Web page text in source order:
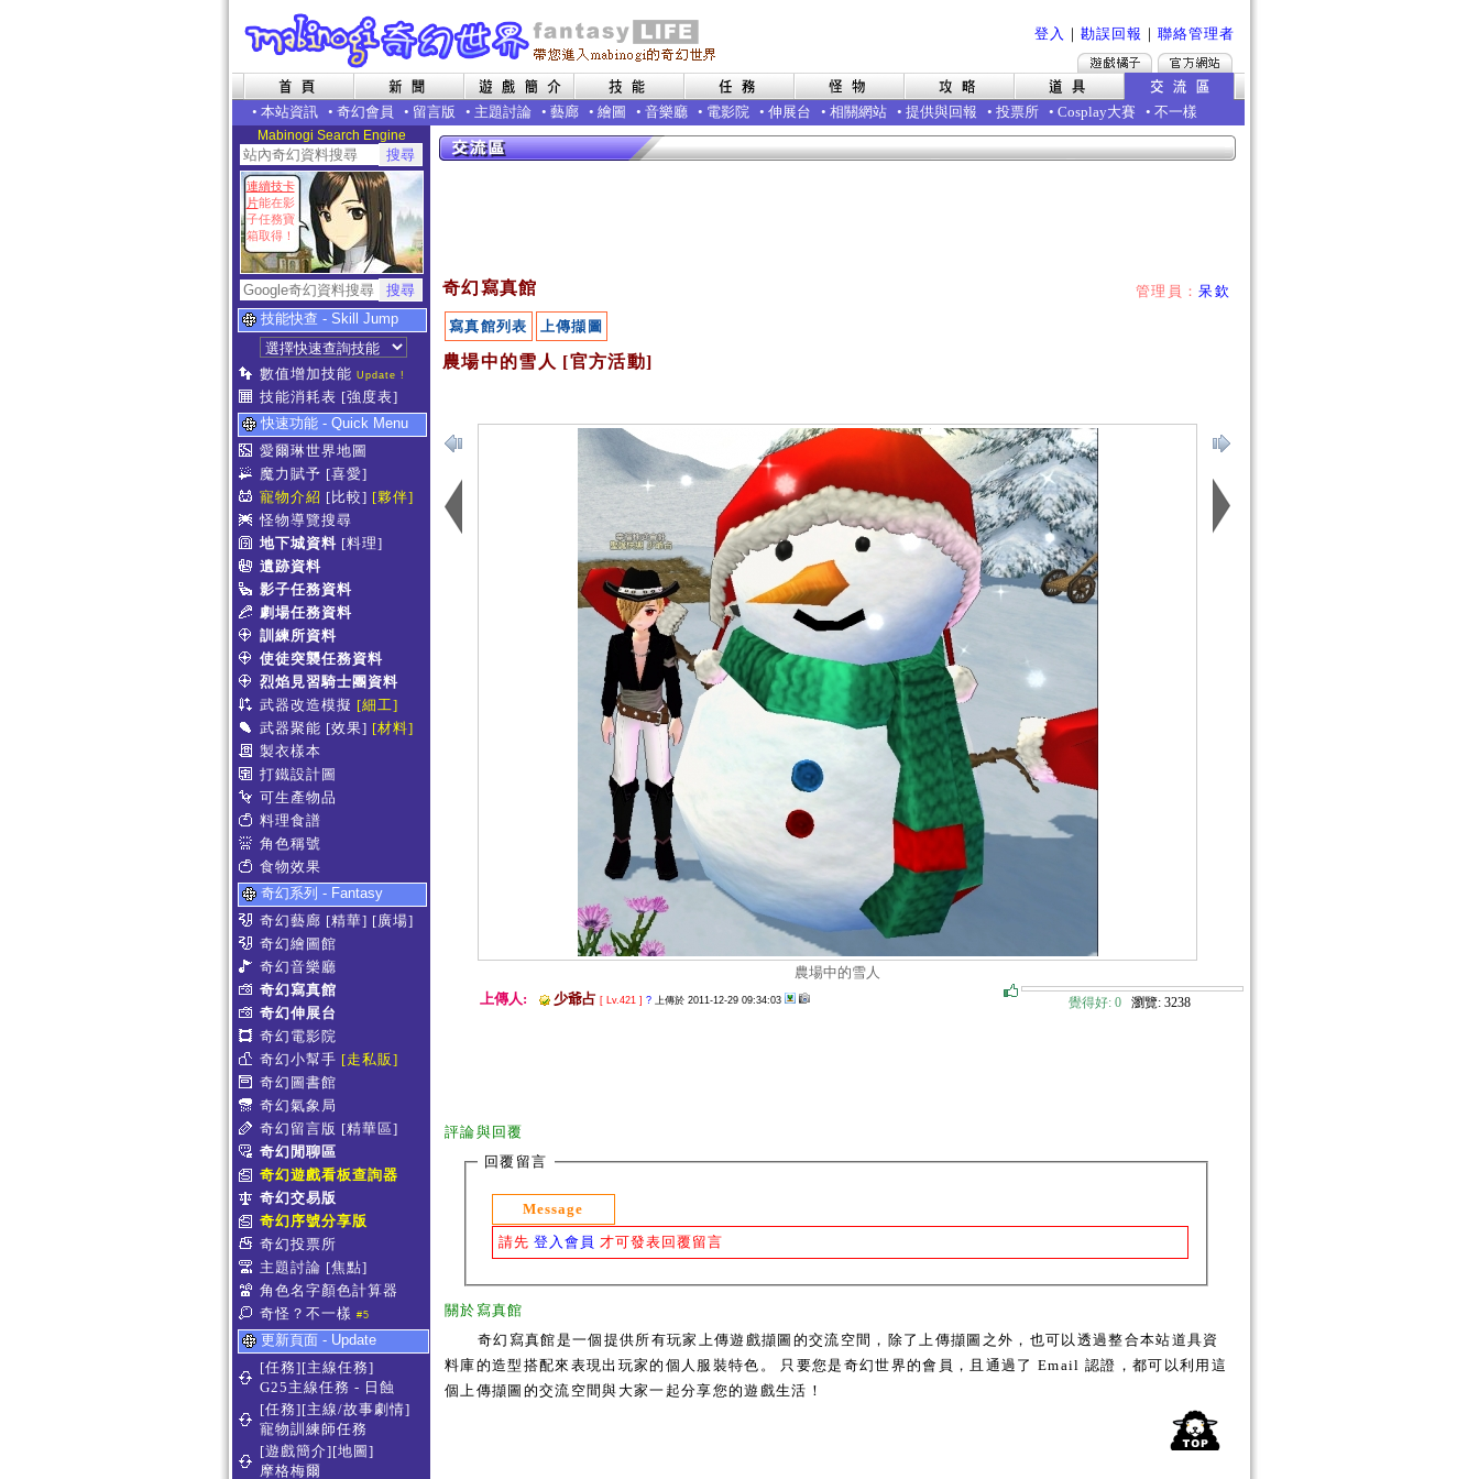
登入 ｜ 勘誤回報 ｜ 聯絡管理者
• 本站資訊 • 奇幻會員 • 留言版 • 主題討論 • 藝廊 • 繪圖 • 音樂廳 • 電影院 • 伸展台 • 相關網站 • 提供與回報 • 投票所 • Cosplay大賽 • 不一樣
Mabinogi Search Engine
連續技卡
片能在影
子任務寶
箱取得！
技能快查 - Skill Jump
數值增加技能 Update !
技能消耗表 [強度表]
快速功能 - Quick Menu
愛爾琳世界地圖
魔力賦予 [喜愛]
寵物介紹 [比較] [夥伴]
怪物導覽搜尋
地下城資料 [料理]
遺跡資料
影子任務資料
劇場任務資料
訓練所資料
使徒突襲任務資料
烈焰見習騎士團資料
武器改造模擬 [細工]
武器聚能 [效果] [材料]
製衣樣本
打鐵設計圖
可生產物品
料理食譜
角色稱號
食物效果
奇幻系列 - Fantasy
奇幻藝廊 [精華] [廣場]
奇幻繪圖館
奇幻音樂廳
奇幻寫真館
奇幻伸展台
奇幻電影院
奇幻小幫手 [走私販]
奇幻圖書館
奇幻氣象局
奇幻留言版 [精華區]
奇幻閒聊區
奇幻遊戲看板查詢器
奇幻交易版
奇幻序號分享版
奇幻投票所
主題討論 [焦點]
角色名字顏色計算器
奇怪？不一樣 #5
更新頁面 - Update
[任務][主線任務]
G25主線任務 - 日蝕
[任務][主線/故事劇情]
寵物訓練師任務
[遊戲簡介][地圖]
摩格梅爾
管理員：呆欽
奇幻寫真館
寫真館列表 上傳擷圖
農場中的雪人 [官方活動]
農場中的雪人
覺得好: 0 瀏覽: 3238
上傳人: 少爺占 [ Lv.421 ] ? 上傳於 2011-12-29 09:34:03
評論與回覆
回覆留言
Message
請先 登入會員 才可發表回覆留言
關於寫真館
奇幻寫真館是一個提供所有玩家上傳遊戲擷圖的交流空間，除了上傳擷圖之外，也可以透過整合本站道具資
料庫的造型搭配來表現出玩家的個人服裝特色。 只要您是奇幻世界的會員，且通過了 Email 認證，都可以利用這
個上傳擷圖的交流空間與大家一起分享您的遊戲生活！